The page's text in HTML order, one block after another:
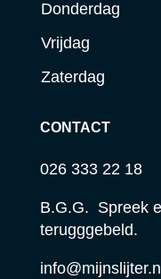
Donderdag
Vrijdag
Zaterdag
CONTACT
026 333 22 18
B.G.G. Spreek
terugggebeld.
info@mijnslijter.nl